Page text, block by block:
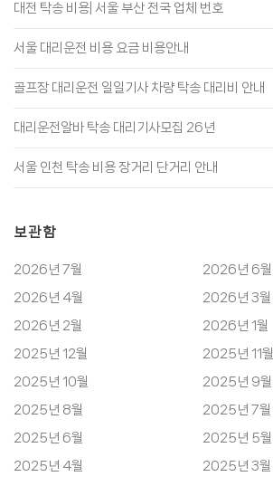
대전 탁송 비용| 서울 부산 전국 업체 번호
서울 대리운전 비용 요금 비용안내
골프장 대리운전 일일기사 차량 탁송 대리비 안내
대리운전알바 탁송 대리기사모집 26년
서울 인천 탁송 비용 장거리 단거리 안내
보관함
2026년 7월
2026년 6월
2026년 4월
2026년 3월
2026년 2월
2026년 1월
2025년 12월
2025년 11월
2025년 10월
2025년 9월
2025년 8월
2025년 7월
2025년 6월
2025년 5월
2025년 4월
2025년 3월